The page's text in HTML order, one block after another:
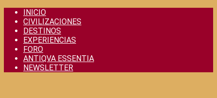
Skip
content
INICIO
CIVILIZACIONES
DESTINOS
EXPERIENCIAS
FORO
ANTIQVA ESSENTIA
NEWSLETTER